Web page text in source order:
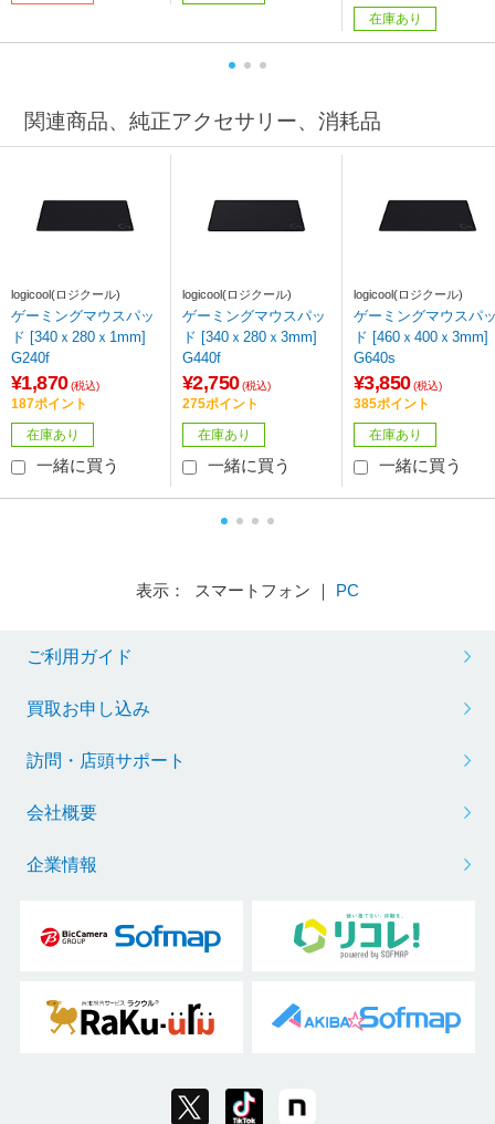
在庫あり
関連商品、純正アクセサリー、消耗品
logicool(ロジクール)
ゲーミングマウスパッ
ド [340ｘ280ｘ1mm]
G240f
¥1,870 (税込)
187ポイント
在庫あり
一緒に買う
logicool(ロジクール)
ゲーミングマウスパッ
ド [340ｘ280ｘ3mm]
G440f
¥2,750 (税込)
275ポイント
在庫あり
一緒に買う
logicool(ロジクール)
ゲーミングマウスパ
ド [460ｘ400ｘ3mm]
G640s
¥3,850 (税込)
385ポイント
在庫あり
一緒に買う
表示： スマートフォン ｜ PC
ご利用ガイド
買取お申し込み
訪問・店頭サポート
会社概要
企業情報